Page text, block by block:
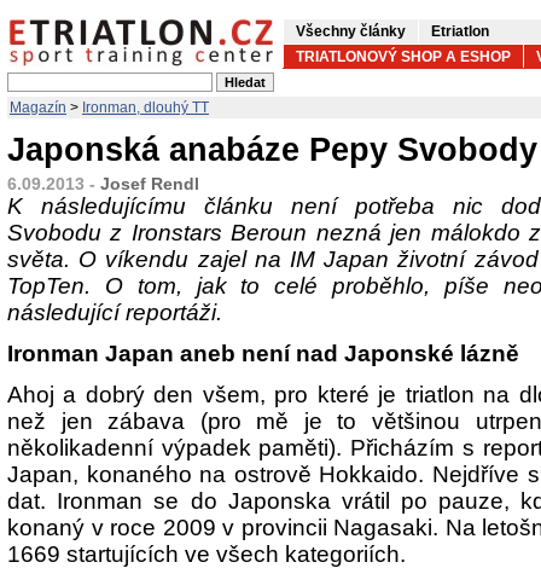
Všechny články
Etriatlon
TRIATLONOVÝ SHOP A ESHOP
Magazín > Ironman, dlouhý TT
Japonská anabáze Pepy Svobody
6.09.2013 - Josef Rendl
K následujícímu článku není potřeba nic
Svobodu z Ironstars Beroun nezná jen málokdo
světa. O víkendu zajel na IM Japan životní
TopTen. O tom, jak to celé proběhlo, píše
následující reportáži.
Ironman Japan aneb není nad Japonské lázně
Ahoj a dobrý den všem, pro které je triatlon na
než jen zábava (pro mě je to většinou
několikadenní výpadek paměti). Přicházím s
Japan, konaného na ostrově Hokkaido. Nejdříve
dat. Ironman se do Japonska vrátil po pauze,
konaný v roce 2009 v provincii Nagasaki. Na
1669 startujících ve všech kategoriích.